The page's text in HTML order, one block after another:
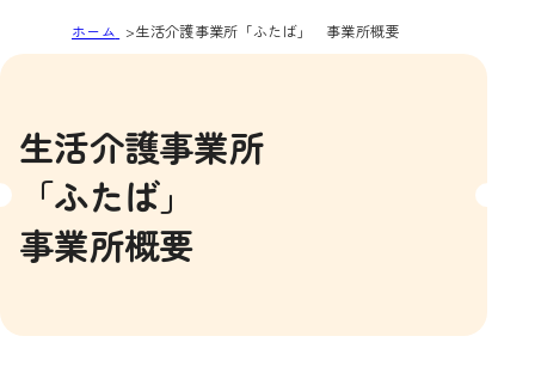
ホーム 生活介護事業所「ふたば」 事業所概要
生活介護事業所
「ふたば」
事業所概要